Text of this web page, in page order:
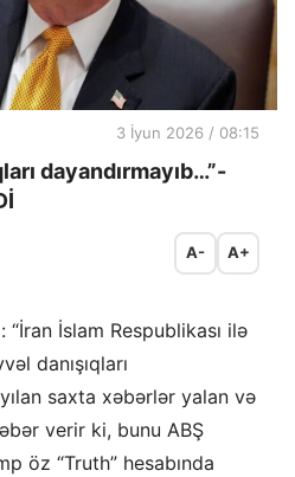
3 İyun 2026 / 08:15
dayandırmayıb…”-
A- A+
İslam Respublikası ilə
danışıqları
saxta xəbərlər yalan və
verir ki, bunu ABŞ
öz “Truth” hesabında